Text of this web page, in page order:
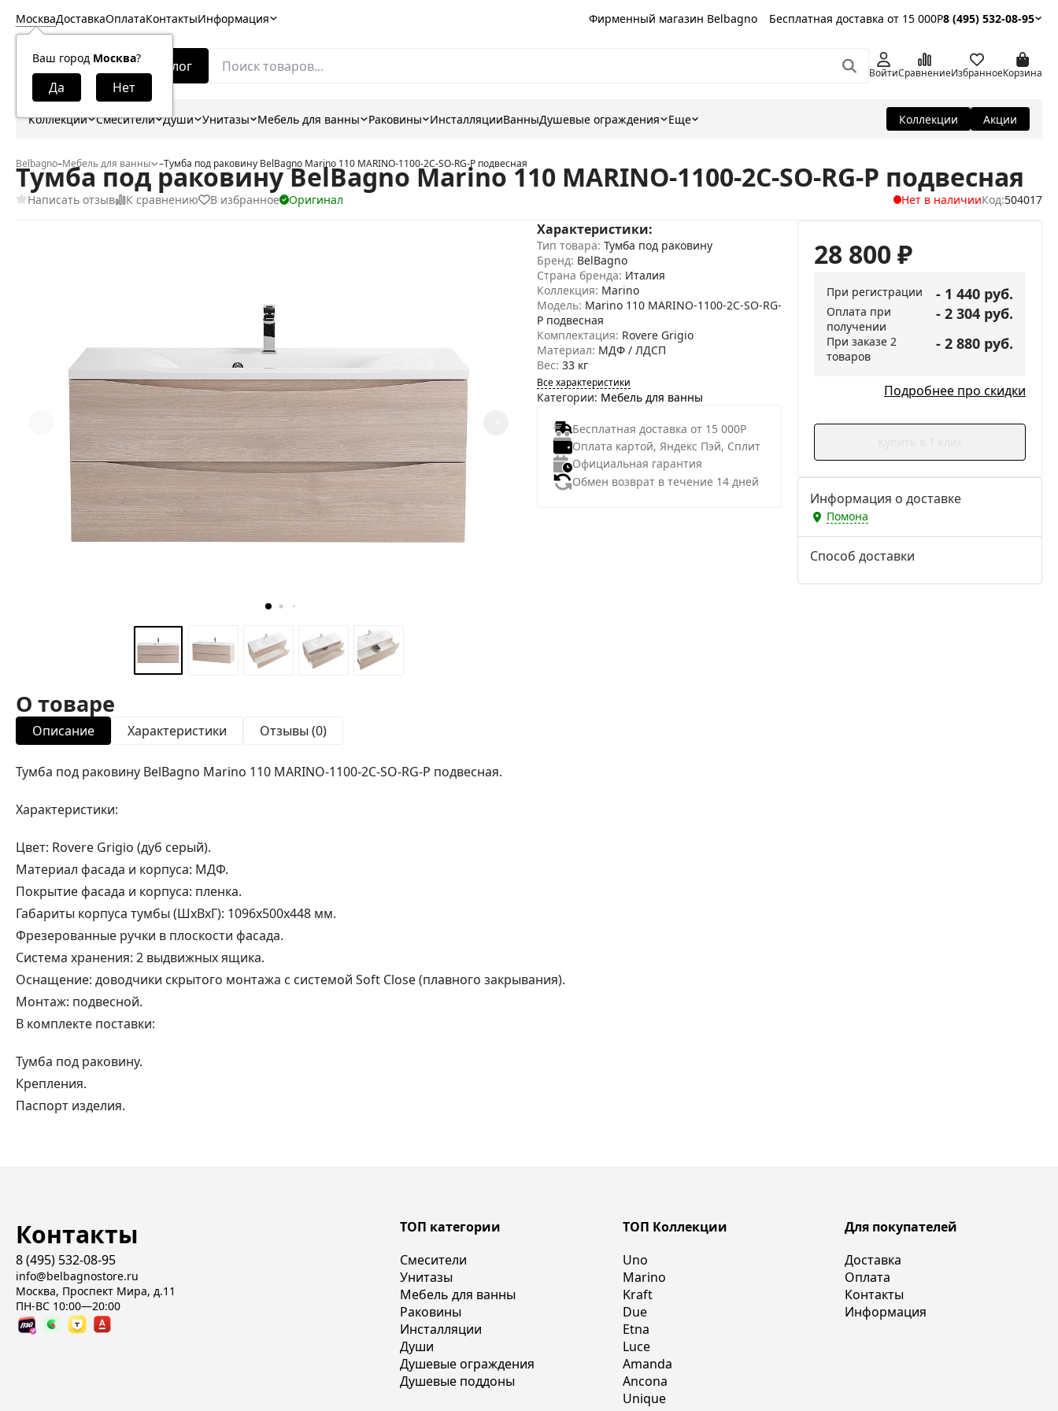
Москва
Ваш город Москва?
ДоставкаОплатаКонтактыИнформация Фирменный магазин Belbagno Бесплатная доставка от 15 000Р8 (495) 532-08-95
Каталог ВойтиСравнениеИзбранноеКорзина
Коллекции Смесители Души Унитазы Мебель для ванны Раковины ИнсталляцииВанныДушевые ограждения Еще Коллекции Акции
Belbagno–Мебель для ванны –Тумба под раковину BelBagno Marino 110 MARINO-1100-2C-SO-RG-P подвесная
Тумба под раковину BelBagno Marino 110 MARINO-1100-2C-SO-RG-P подвесная
Написать отзыв К сравнению В избранное Оригинал Нет в наличииКод:504017
Характеристики:
Тип товара: Тумба под раковину
Бренд: BelBagno
Страна бренда: Италия
Коллекция: Marino
Модель: Marino 110 MARINO-1100-2C-SO-RG-
P подвесная
Комплектация: Rovere Grigio
Материал: МДФ / ЛДСП
Вес: 33 кг
Все характеристики
Категории: Мебель для ванны
Бесплатная доставка от 15 000Р
Оплата картой, Яндекс Пэй, Сплит
Официальная гарантия
Обмен возврат в течение 14 дней
28 800₽
При регистрации - 1 440 руб.
Оплата при
получении
- 2 304 руб.
При заказе 2
товаров
- 2 880 руб.
Подробнее про скидки
Информация о доставке
Помона
Способ доставки
О товаре
Описание Характеристики Отзывы (0)
Тумба под раковину BelBagno Marino 110 MARINO-1100-2C-SO-RG-P подвесная.
Характеристики:
Цвет: Rovere Grigio (дуб серый).
Материал фасада и корпуса: МДФ.
Покрытие фасада и корпуса: пленка.
Габариты корпуса тумбы (ШхВхГ): 1096х500х448 мм.
Фрезерованные ручки в плоскости фасада.
Система хранения: 2 выдвижных ящика.
Оснащение: доводчики скрытого монтажа с системой Soft Сlose (плавного закрывания).
Монтаж: подвесной.
В комплекте поставки:
Тумба под раковину.
Крепления.
Паспорт изделия.
Контакты
8 (495) 532-08-95
info@belbagnostore.ru
Москва, Проспект Мира, д.11
ПН-ВС 10:00—20:00
ТОП категории
Смесители
Унитазы
Мебель для ванны
Раковины
Инсталляции
Души
Душевые ограждения
Душевые поддоны
ТОП Коллекции
Uno
Marino
Kraft
Due
Etna
Luce
Amanda
Ancona
Unique
Для покупателей
Доставка
Оплата
Контакты
Информация